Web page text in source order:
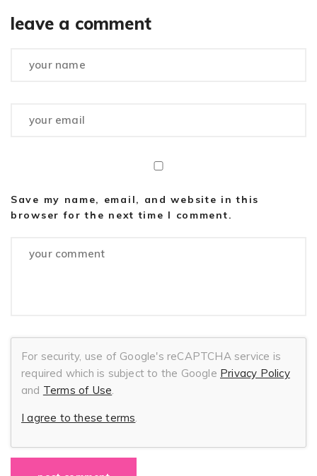
leave a comment
Save my name, email, and website in this
browser for the next time I comment.
For security, use of Google's reCAPTCHA service is
required which is subject to the Google Privacy Policy
and Terms of Use.
I agree to these terms.